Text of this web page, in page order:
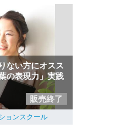
ない方にオスス
の表現力」実践
販売終了
ョンスクール